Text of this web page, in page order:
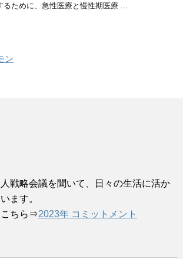
るために、急性医療と慢性期医療 ...
ン
戦略会議を聞いて、日々の生活に活か
ます。
こちら⇒2023年 コミットメント